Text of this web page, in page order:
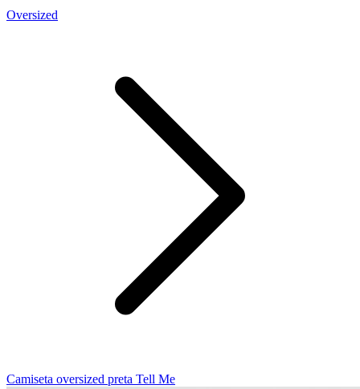
Oversized
Camiseta oversized preta Tell Me